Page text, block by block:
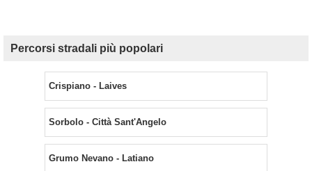
Percorsi stradali più popolari
Crispiano - Laives
Sorbolo - Città Sant'Angelo
Grumo Nevano - Latiano